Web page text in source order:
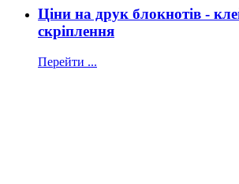
Ціни на друк блокнотів -
скріплення
Перейти ...